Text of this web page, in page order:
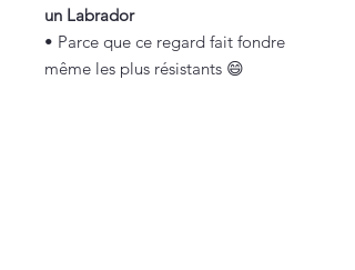
un Labrador
• Parce que ce regard fait fondre
même les plus résistants 😄